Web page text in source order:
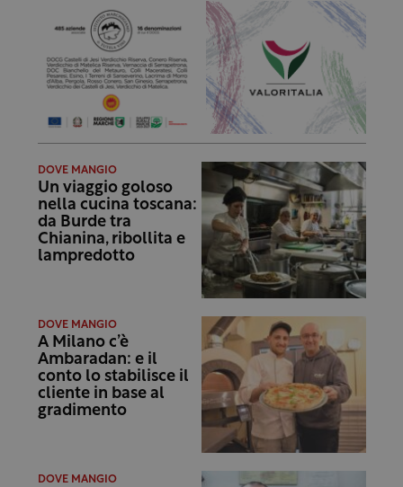
DOVE MANGIO
Un viaggio goloso
nella cucina toscana:
da Burde tra
Chianina, ribollita e
lampredotto
DOVE MANGIO
A Milano c’è
Ambaradan: e il
conto lo stabilisce il
cliente in base al
gradimento
DOVE MANGIO